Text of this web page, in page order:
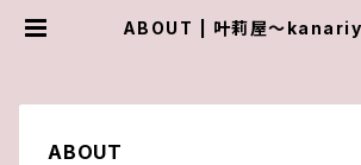
ABOUT | 叶莉屋～
ABOUT